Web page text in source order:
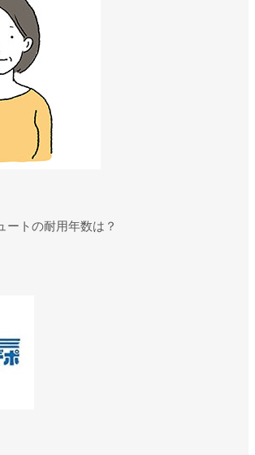
ートの耐用年数は？